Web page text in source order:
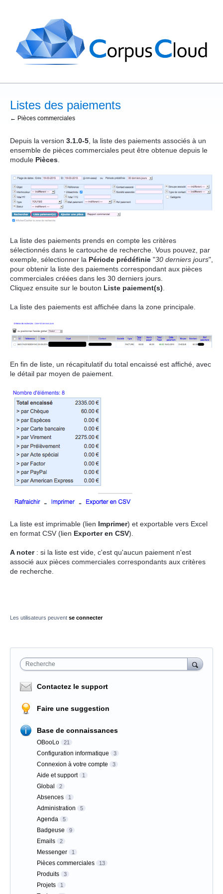
Listes des paiements
← Pièces commerciales
Depuis la version 3.1.0-5 , la liste des paiements associés à un
ensemble de pièces commerciales peut être obtenue depuis le
module Pièces
La liste des paiements prends en compte les critères
sélectionnés dans le cartouche de recherche. Vous pouvez, par
exemple, sélectionner la Période prédéfinie "30 derniers jours",
pour obtenir la liste des paiements correspondant aux pièces
commerciales créées dans les 30 derniers jours.
Cliquez ensuite sur le bouton Liste paiement(s)
La liste des paiements est affichée dans la zone principale.
En fin de liste, un récapitulatif du total encaissé est affiché, avec
le détail par moyen de paiement.
La liste est imprimable (lien Imprimer) et exportable vers Excel
en format CSV (lien Exporter en CSV).
A noter: si la liste est vide, c'est qu'aucun paiement n'est
associé aux pièces commerciales correspondants aux critères
de recherche.
Les utilisateurs peuvent se connecter
Recherche
Contactez le support
Faire une suggestion
Base de connaissances
OBooLo 21
Configuration informatique 3
Connexion à votre compte 3
Aide et support 1
Global 2
Absences 1
Administration 5
Agenda 5
Badgeuse 9
Emails 2
Messenger 1
Pièces commerciales 13
Produits 3
Projets 1